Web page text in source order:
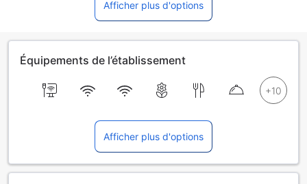
Afficher plus d'options
Équipements de l’établissement
Afficher plus d'options